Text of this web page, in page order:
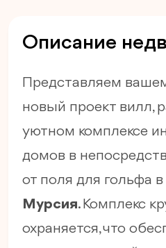
Описание
Представляем
новый проект вилл,
уютном комплексе
домов в
от поля для гольфа в
Мурсия. Комплекс
охраняется, что